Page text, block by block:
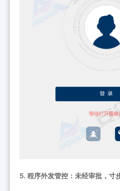
5. 程序外发管控：未经审批，寸